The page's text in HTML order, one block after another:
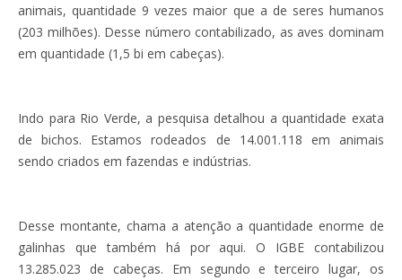
animais, quantidade 9 vezes maior que a de seres humanos
(203 milhões). Desse número contabilizado, as aves dominam
em quantidade (1,5 bi em cabeças).
Indo para Rio Verde, a pesquisa detalhou a quantidade exata
de bichos. Estamos rodeados de 14.001.118 em animais
sendo criados em fazendas e indústrias.
Desse montante, chama a atenção a quantidade enorme de
galinhas que também há por aqui. O IGBE contabilizou
13.285.023 de cabeças. Em segundo e terceiro lugar, os